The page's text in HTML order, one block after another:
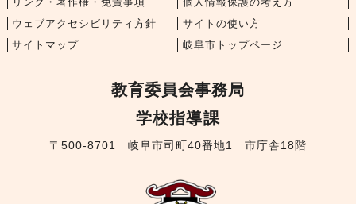
ウェブアクセシビリティ方針
サイトの使い方
サイトマップ
岐阜市トップページ
教育委員会事務局
学校指導課
〒500-8701 岐阜市司町40番地1 市庁舎18階